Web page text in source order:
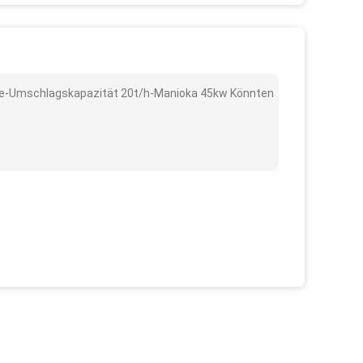
Umschlagskapazität 20t/h-Manioka 45kw Könnten